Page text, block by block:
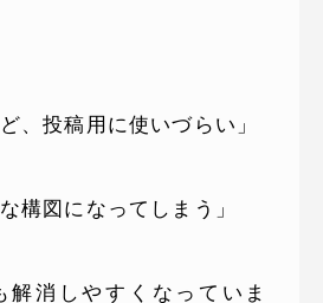
、投稿用に使いづらい」
構図になってしまう」
解消しやすくなっていま